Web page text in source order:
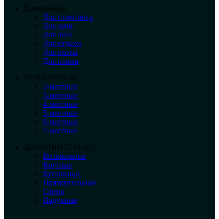
Применение
Для глэмпинга
Для дачи
Для леса
Для отдыха
Для охоты
Для пляжа
ПОПУЛЯРНОЕ
2-местные
3-местные
4-местные
5-местные
6-местные
7-местные
ДОПОЛНИТЕЛЬНО
Колокольчик
Круглые
Купольные
Прямоугольные
Сфера
Надувные